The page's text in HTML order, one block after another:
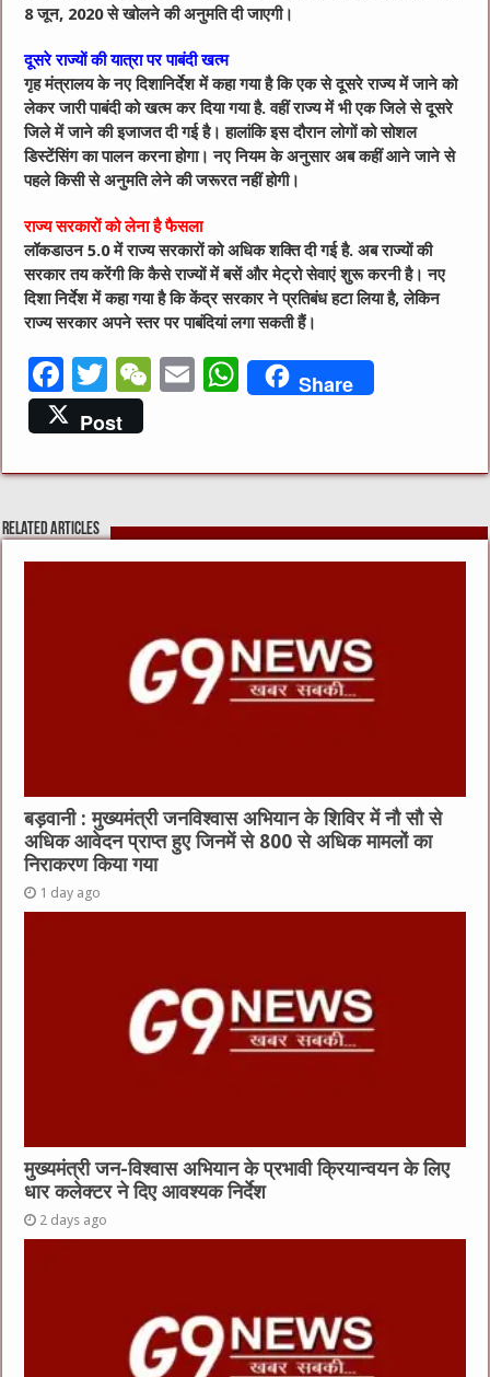
8 जून, 2020 से खोलने की अनुमति दी जाएगी।
दूसरे राज्यों की यात्रा पर पाबंदी खत्म
गृह मंत्रालय के नए दिशानिर्देश में कहा गया है कि एक से दूसरे राज्य में जाने को
लेकर जारी पाबंदी को खत्म कर दिया गया है. वहीं राज्य में भी एक जिले से दूसरे
जिले में जाने की इजाजत दी गई है। हालांकि इस दौरान लोगों को सोशल
डिस्टेंसिंग का पालन करना होगा। नए नियम के अनुसार अब कहीं आने जाने से
पहले किसी से अनुमति लेने की जरूरत नहीं होगी।
राज्य सरकारों को लेना है फैसला
लॉकडाउन 5.0 में राज्य सरकारों को अधिक शक्ति दी गई है. अब राज्यों की
सरकार तय करेंगी कि कैसे राज्यों में बसें और मेट्रो सेवाएं शुरू करनी है। नए
दिशा निर्देश में कहा गया है कि केंद्र सरकार ने प्रतिबंध हटा लिया है, लेकिन
राज्य सरकार अपने स्तर पर पाबंदियां लगा सकती हैं।
F
a
c
e
b
o
T
w
it
te
W
h
E
l
W
s
p
Share
Post
Related Articles
बड़वानी : मुख्यमंत्री जनविश्वास अभियान के शिविर में नौ सौ से
अधिक आवेदन प्राप्त हुए जिनमें से 800 से अधिक मामलों का
निराकरण किया गया
1 day ago
मुख्यमंत्री जन-विश्वास अभियान के प्रभावी क्रियान्वयन के लिए
धार कलेक्टर ने दिए आवश्यक निर्देश
2 days ago